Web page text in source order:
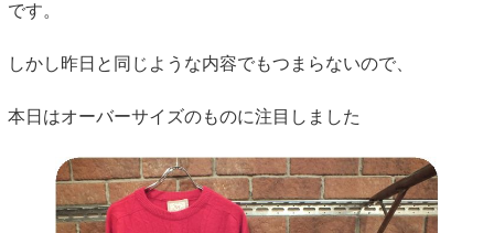
です。
しかし昨日と同じような内容でもつまらないので、
本日はオーバーサイズのものに注目しました